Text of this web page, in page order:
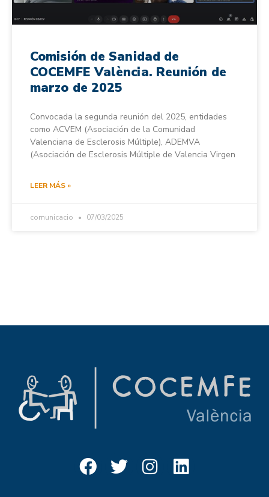
Comisión de Sanidad de
COCEMFE València. Reunión de
marzo de 2025
Convocada la segunda reunión del 2025, entidades
como ACVEM (Asociación de la Comunidad
Valenciana de Esclerosis Múltiple), ADEMVA
(Asociación de Esclerosis Múltiple de Valencia Virgen
LEER MÁS »
comunicacio 07/03/2025